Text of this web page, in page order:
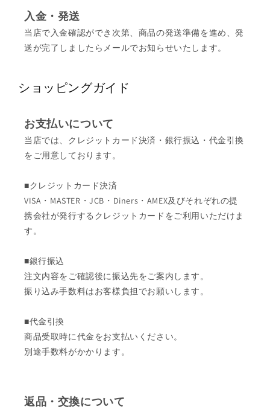
入金・発送
当店で入金確認ができ次第、商品の発送準備を進め、発
送が完了しましたらメールでお知らせいたします。
ショッピングガイド
お支払いについて
当店では、クレジットカード決済・銀行振込・代金引換
をご用意しております。
■クレジットカード決済
VISA・MASTER・JCB・Diners・AMEX及びそれぞれの提
携会社が発行するクレジットカードをご利用いただけま
す。
■銀行振込
注文内容をご確認後に振込先をご案内します。
振り込み手数料はお客様負担でお願いします。
■代金引換
商品受取時に代金をお支払いください。
別途手数料がかかります。
返品・交換について